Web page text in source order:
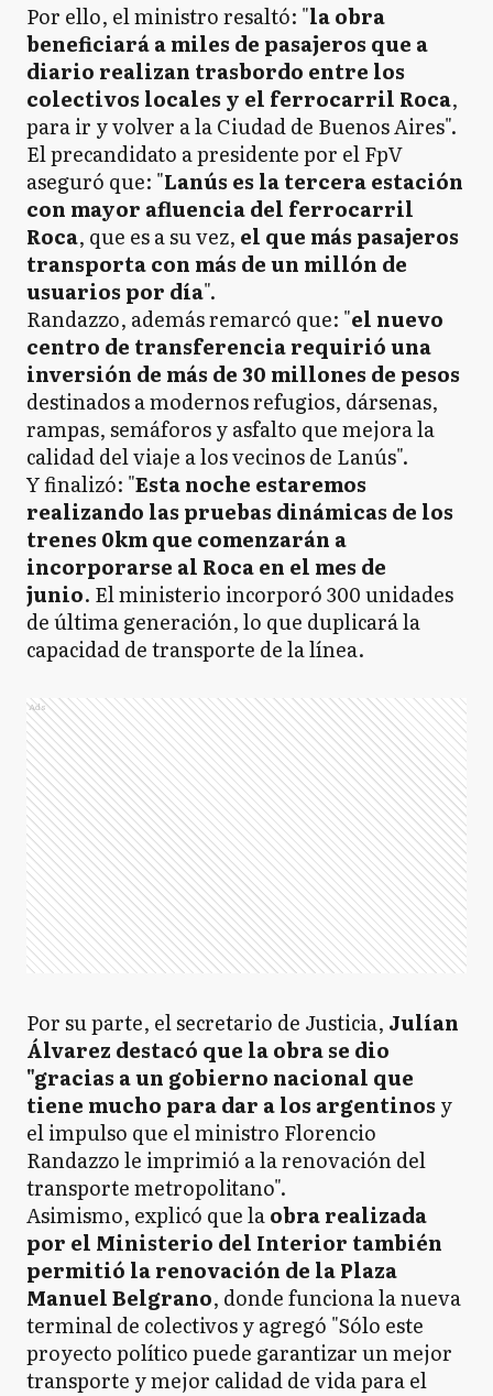
Por ello, el ministro resaltó: "la obra
beneficiará a miles de pasajeros que a
diario realizan trasbordo entre los
colectivos locales y el ferrocarril Roca,
para ir y volver a la Ciudad de Buenos Aires".
El precandidato a presidente por el FpV
aseguró que: "Lanús es la tercera estación
con mayor afluencia del ferrocarril
Roca, que es a su vez, el que más pasajeros
transporta con más de un millón de
usuarios por día".
Randazzo, además remarcó que: "el nuevo
centro de transferencia requirió una
inversión de más de 30 millones de pesos
destinados a modernos refugios, dársenas,
rampas, semáforos y asfalto que mejora la
calidad del viaje a los vecinos de Lanús".
Y finalizó: "Esta noche estaremos
realizando las pruebas dinámicas de los
trenes 0km que comenzarán a
incorporarse al Roca en el mes de
junio. El ministerio incorporó 300 unidades
de última generación, lo que duplicará la
capacidad de transporte de la línea.
Ads
Por su parte, el secretario de Justicia, Julían
Álvarez destacó que la obra se dio
"gracias a un gobierno nacional que
tiene mucho para dar a los argentinos y
el impulso que el ministro Florencio
Randazzo le imprimió a la renovación del
transporte metropolitano".
Asimismo, explicó que laobra realizada
por el Ministerio del Interior también
permitió la renovación de la Plaza
Manuel Belgrano, donde funciona la nueva
terminal de colectivos y agregó "Sólo este
proyecto político puede garantizar un mejor
transporte y mejor calidad de vida para el